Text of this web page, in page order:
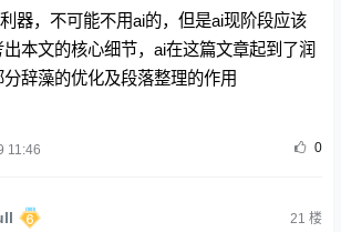
器，不可能不用ai的，但是ai现阶段应该
本文的核心细节，ai在这篇文章起到了润
辞藻的优化及段落整理的作用
11:46 0
21 楼